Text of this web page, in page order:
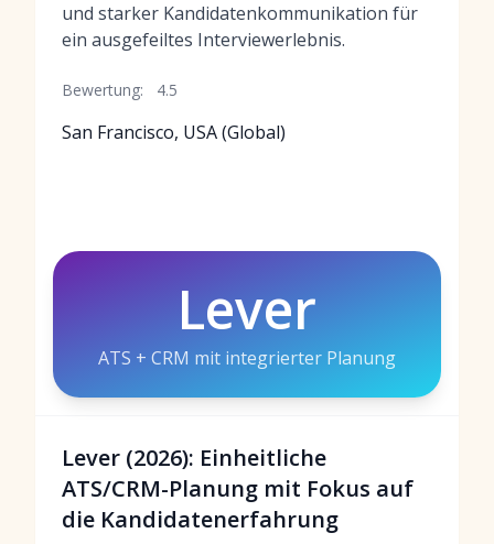
und starker Kandidatenkommunikation für
ein ausgefeiltes Interviewerlebnis.
Bewertung: 4.5
San Francisco, USA (Global)
Lever
ATS + CRM mit integrierter Planung
Lever (2026): Einheitliche
ATS/CRM-Planung mit Fokus auf
die Kandidatenerfahrung